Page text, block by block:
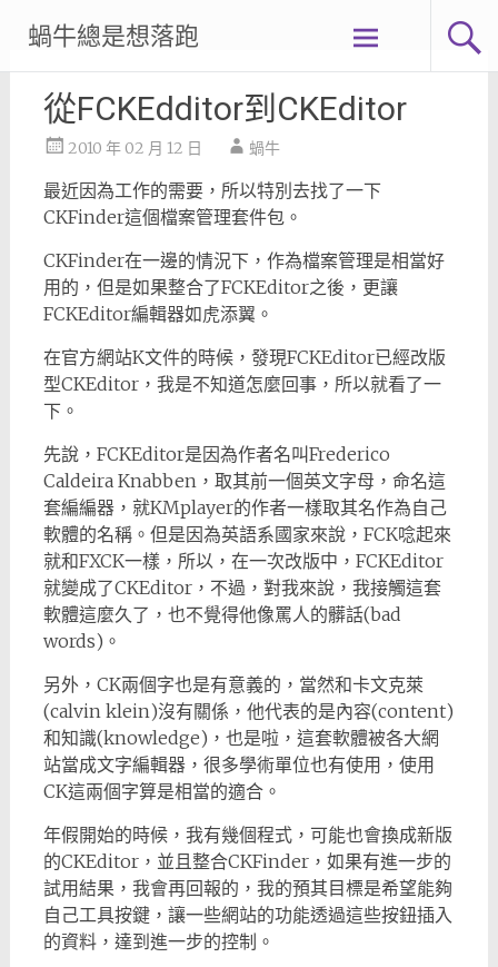
content
蝸牛總是想落跑
從FCKEdditor到CKEditor
2010 年 02 月 12 日 蝸牛
最近因為工作的需要，所以特別去找了一下
CKFinder這個檔案管理套件包。
CKFinder在一邊的情況下，作為檔案管理是相當好
用的，但是如果整合了FCKEditor之後，更讓
FCKEditor編輯器如虎添翼。
在官方網站K文件的時候，發現FCKEditor已經改版
型CKEditor，我是不知道怎麼回事，所以就看了一
下。
先說，FCKEditor是因為作者名叫Frederico
Caldeira Knabben，取其前一個英文字母，命名這
套編編器，就KMplayer的作者一樣取其名作為自己
軟體的名稱。但是因為英語系國家來說，FCK唸起來
就和FXCK一樣，所以，在一次改版中，FCKEditor
就變成了CKEditor，不過，對我來說，我接觸這套
軟體這麼久了，也不覺得他像罵人的髒話(bad
words)。
另外，CK兩個字也是有意義的，當然和卡文克萊
(calvin klein)沒有關係，他代表的是內容(content)
和知識(knowledge)，也是啦，這套軟體被各大網
站當成文字編輯器，很多學術單位也有使用，使用
CK這兩個字算是相當的適合。
年假開始的時候，我有幾個程式，可能也會換成新版
的CKEditor，並且整合CKFinder，如果有進一步的
試用結果，我會再回報的，我的預其目標是希望能夠
自己工具按鍵，讓一些網站的功能透過這些按鈕插入
的資料，達到進一步的控制。